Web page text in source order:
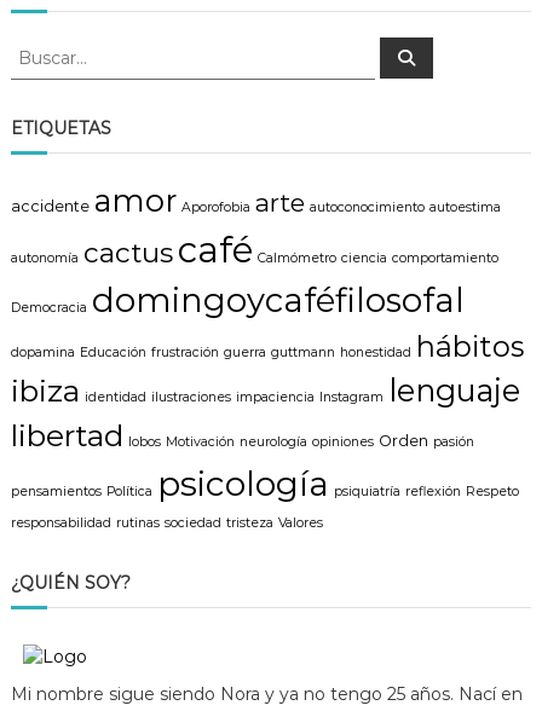
B
c
a
:
B
ETIQUETAS
accidente amor Aporofobia arte autoconocimiento autoestima
autonomía cactuscafé Calmómetro ciencia comportamiento
Democracia domingoycaféfilosofal
dopamina Educación frustración guerra guttmann honestidad hábitos
ibiza identidad ilustraciones impaciencia Instagram lenguaje
libertad lobos Motivación neurología opiniones Orden pasión
pensamientos Política psicología psiquiatría reflexión Respeto
responsabilidad rutinas sociedad tristeza Valores
¿QUIÉN SOY?
Mi nombre sigue siendo Nora y ya no tengo 25 años. Nací en